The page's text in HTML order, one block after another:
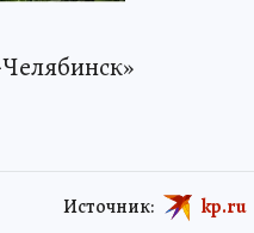
Источник: kp.ru